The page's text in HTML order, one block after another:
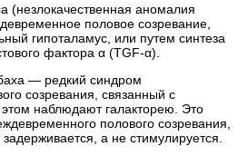
(незлокачественная аномалия
половое созревание,
гипоталамус, или путем синтеза
фактора α (TGF-α).
— редкий синдром
созревания, связанный с
наблюдают галакторею. Это
полового созревания,
а не стимулируется.